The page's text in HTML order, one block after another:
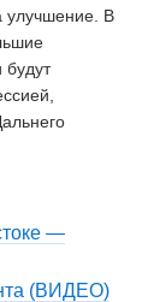
улучшение. В
—
(ВИДЕО)